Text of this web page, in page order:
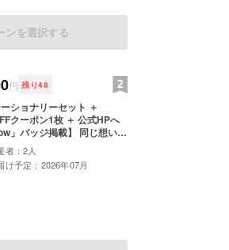
可）を刻印したオリジナル
のデジタルバッジを、
さい。 ※2 公式ストア
ン3日前までに、CAMPFIRE
ッセージ」で優先招待URLと
コードをお送りします。
ンは1,000円以上のご購入か
能です。公式ストアオープ
6ヶ月間有効、送料は割引
他クーポンとの併用はでき
ンを選択する
円 残り48
ーショナリーセット ＋
クーポン1枚 ＋ 公式HPへ
バッジ掲載】 同じ想いで
を共に歩む「Fellow」コー
日常を楽しくする文房具を
以下の特典をパッケージに
者：2人
け予定：2026年07月